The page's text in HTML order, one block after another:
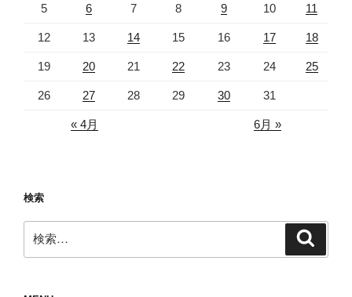
5 6 7 8 9 10 11
12 13 14 15 16 17 18
19 20 21 22 23 24 25
26 27 28 29 30 31
« 4月 6月 »
検索
索: